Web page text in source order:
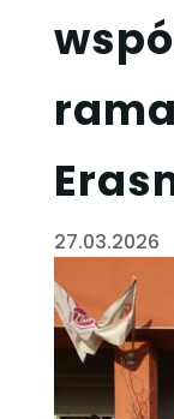
27.03.2026